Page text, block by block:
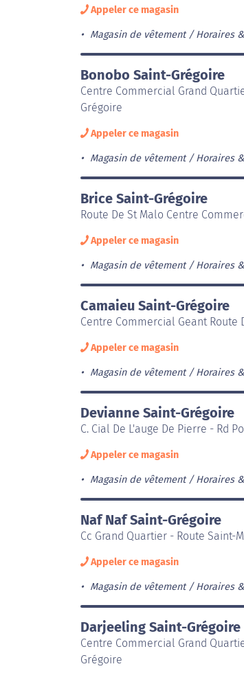
Appeler ce magasin
Magasin de vêtement Horaires
Bonobo Saint-Grégoire
Centre Commercial Grand
Grégoire
Appeler ce magasin
Magasin de vêtement Horaires
Brice Saint-Grégoire
Route De St Malo Centre
Appeler ce magasin
Magasin de vêtement Horaires
Camaieu Saint-Grégoire
Centre Commercial Geant Route
Appeler ce magasin
Magasin de vêtement Horaires
Devianne Saint-Grégoire
C. Cial De L'auge De Pierre - Rd
Appeler ce magasin
Magasin de vêtement Horaires
Naf Naf Saint-Grégoire
Cc Grand Quartier - Route Saint-
Appeler ce magasin
Magasin de vêtement Horaires
Darjeeling Saint-Grégoire
Centre Commercial Grand
Grégoire